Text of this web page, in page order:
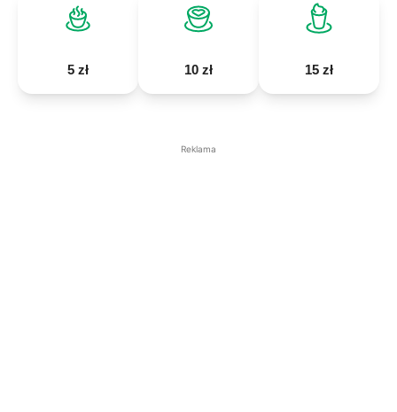
5 zł 10 zł 15 zł
Reklama